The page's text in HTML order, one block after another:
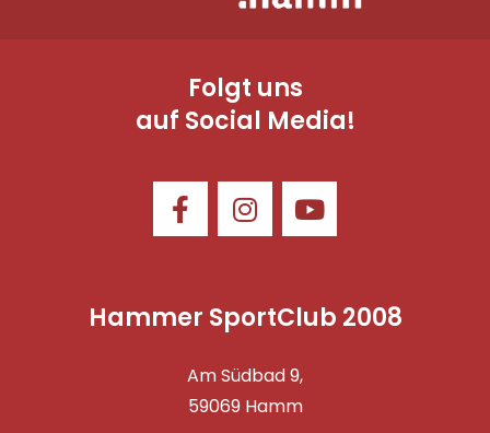
Folgt uns
auf Social Media!
Hammer SportClub 2008
Am Südbad 9,
59069 Hamm